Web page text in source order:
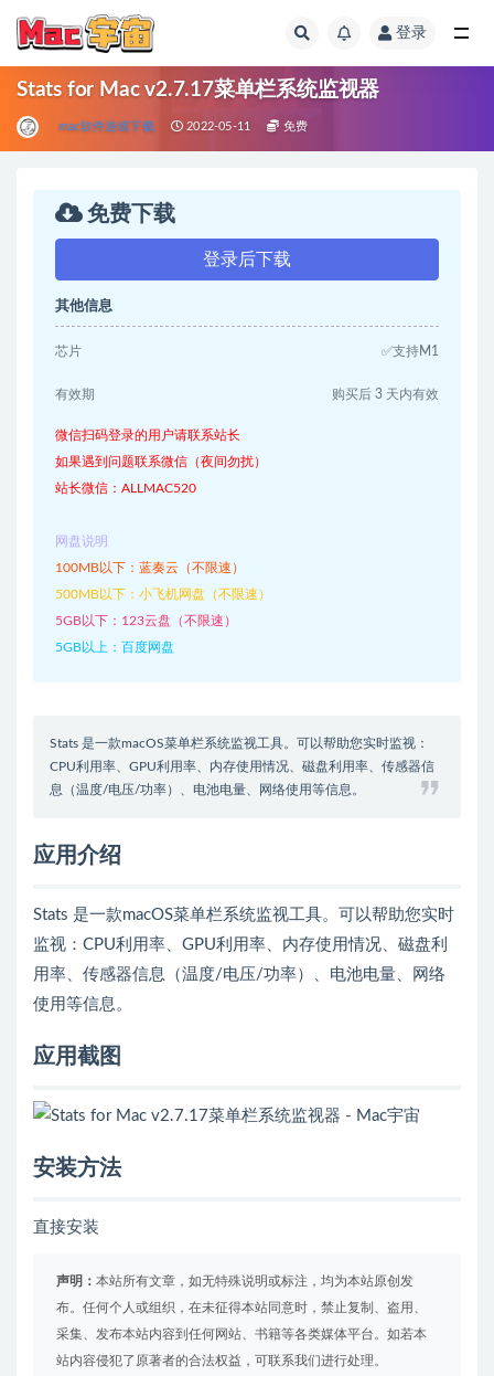
登录
Stats for Mac v2.7.17菜单栏系统监视器
mac软件游戏下载 2022-05-11 免费
免费下载
登录后下载
其他信息
芯片 ✅支持M1
有效期 购买后 3 天内有效
微信扫码登录的用户请联系站长
如果遇到问题联系微信（夜间勿扰）
站长微信：ALLMAC520
网盘说明
100MB以下：蓝奏云（不限速）
500MB以下：小飞机网盘（不限速）
5GB以下：123云盘（不限速）
5GB以上：百度网盘
Stats 是一款macOS菜单栏系统监视工具。可以帮助您实时监视：
CPU利用率、GPU利用率、内存使用情况、磁盘利用率、传感器信
息（温度/电压/功率）、电池电量、网络使用等信息。
应用介绍
Stats 是一款macOS菜单栏系统监视工具。可以帮助您实时
监视：CPU利用率、GPU利用率、内存使用情况、磁盘利
用率、传感器信息（温度/电压/功率）、电池电量、网络
使用等信息。
应用截图
安装方法
直接安装
声明： 本站所有文章，如无特殊说明或标注，均为本站原创发
布。任何个人或组织，在未征得本站同意时，禁止复制、盗用、
采集、发布本站内容到任何网站、书籍等各类媒体平台。如若本
站内容侵犯了原著者的合法权益，可联系我们进行处理。